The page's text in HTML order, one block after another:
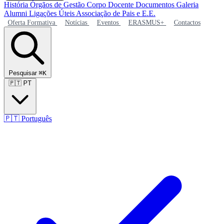
História Órgãos de Gestão Corpo Docente Documentos Galeria
Alumni Ligações Úteis Associação de Pais e E.E.
Oferta Formativa Notícias Eventos ERASMUS+ Contactos
Pesquisar ⌘K
🇵🇹 PT
🇵🇹 Português